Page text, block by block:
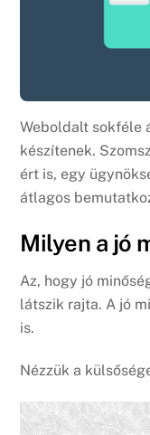
Weboldalt sokféle
készítenek.
ért is, egy
átlagos
Milyen a jó
Az, hogy jó
látszik rajta. A jó
is.
Nézzük a